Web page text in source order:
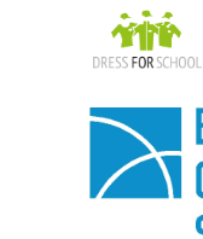
springen